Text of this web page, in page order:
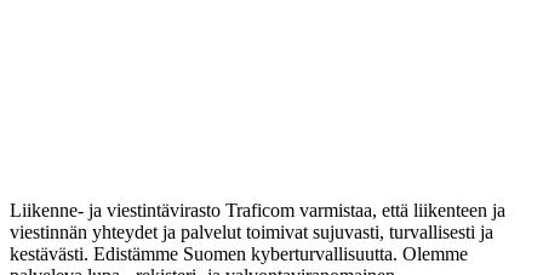
Liikenne- ja viestintävirasto Traficom varmistaa, että liikenteen ja
viestinnän yhteydet ja palvelut toimivat sujuvasti, turvallisesti ja
kestävästi. Edistämme Suomen kyberturvallisuutta. Olemme